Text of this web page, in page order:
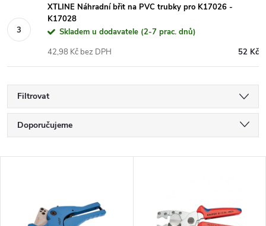
XTLINE Náhradní břit na PVC trubky pro K17026 -
K17028
Skladem u dodavatele (2-7 prac. dnů)
52 Kč
42,98 Kč bez DPH
Filtrovat
Ř
a
Doporučujeme
Abecedně